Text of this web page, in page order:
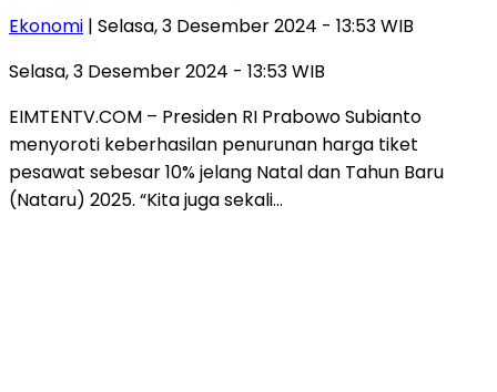
Ekonomi | Selasa, 3 Desember 2024 - 13:53 WIB
Selasa, 3 Desember 2024 - 13:53 WIB
EIMTENTV.COM – Presiden RI Prabowo Subianto
menyoroti keberhasilan penurunan harga tiket
pesawat sebesar 10% jelang Natal dan Tahun Baru
(Nataru) 2025. “Kita juga sekali…